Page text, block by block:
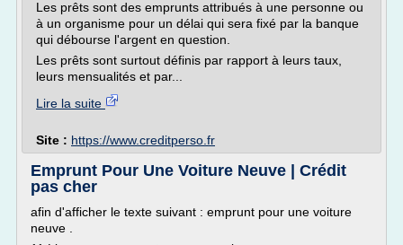
Les prêts sont des emprunts attribués à une personne ou
à un organisme pour un délai qui sera fixé par la banque
qui débourse l'argent en question.
Les prêts sont surtout définis par rapport à leurs taux,
leurs mensualités et par...
Lire la suite
Site : https://www.creditperso.fr
Emprunt Pour Une Voiture Neuve | Crédit
pas cher
afin d'afficher le texte suivant : emprunt pour une voiture
neuve .